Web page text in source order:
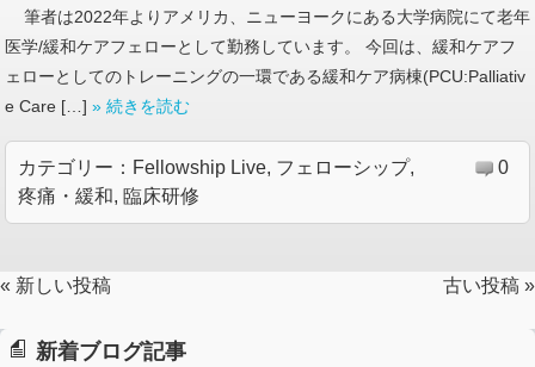
筆者は2022年よりアメリカ、ニューヨークにある大学病院にて老年
医学/緩和ケアフェローとして勤務しています。 今回は、緩和ケアフ
ェローとしてのトレーニングの一環である緩和ケア病棟(PCU:Palliativ
e Care […] » 続きを読む
カテゴリー： Fellowship Live, フェローシップ,
疼痛・緩和, 臨床研修
0
« 新しい投稿 古い投稿 »
新着ブログ記事